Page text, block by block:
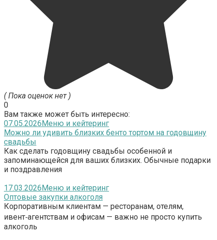
( Пока оценок нет )
0
Вам также может быть интересно:
07.05.2026Меню и кейтеринг
Можно ли удивить близких бенто тортом на годовщину
свадьбы
Как сделать годовщину свадьбы особенной и
запоминающейся для ваших близких. Обычные подарки
и поздравления
17.03.2026Меню и кейтеринг
Оптовые закупки алкоголя
Корпоративным клиентам — ресторанам, отелям,
ивент‑агентствам и офисам — важно не просто купить
алкоголь